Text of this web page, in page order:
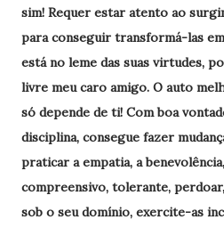
sim! Requer estar atento ao
para conseguir transformá-las
está no leme das suas virtudes,
livre meu caro amigo. O auto
só depende de ti! Com boa
disciplina, consegue fazer
praticar a empatia, a
compreensivo, tolerante,
sob o seu domínio, exercite-as